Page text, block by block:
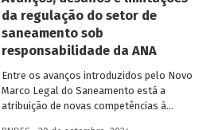
da regulação do setor de
saneamento sob
responsabilidade da ANA
Entre os avanços introduzidos pelo Novo
Marco Legal do Saneamento está a
atribuição de novas competências à